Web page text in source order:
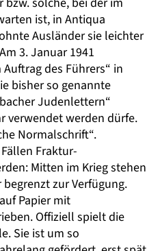
ist, in Antiqua
Ausländer sie leichter
3. Januar 1941
des Führers“ in
bisher so genannte
Judenlettern“
verwendet werden dürfe.
Normalschrift“.
Fraktur-
Mitten im Krieg stehen
zur Verfügung.
Papier mit
Offiziell spielt die
Sie ist um so